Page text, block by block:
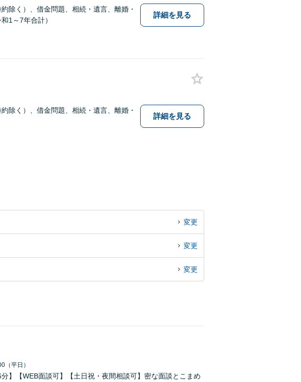
除く）、借金問題、相続・遺言、離婚・
1～7年合計）
詳細を見る
除く）、借金問題、相続・遺言、離婚・
詳細を見る
変更
変更
変更
（平日）
】【WEB面談可】【土日祝・夜間相談可】密な面談とこまめ